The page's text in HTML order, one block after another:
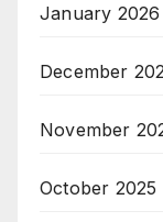
January 2026
December
November
October 2025